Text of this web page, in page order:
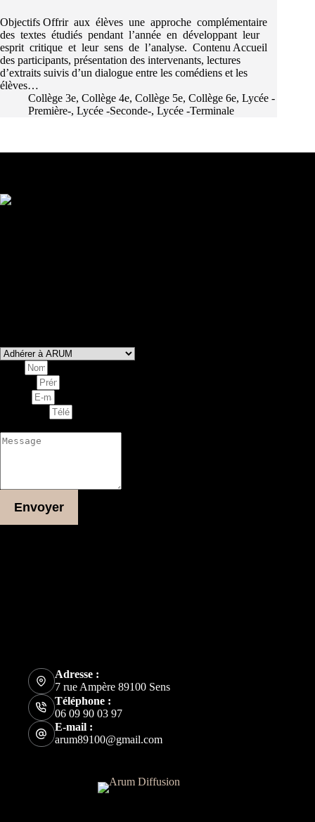
Objectifs Offrir aux élèves une approche complémentaire
des textes étudiés pendant l’année en développant leur
esprit critique et leur sens de l’analyse. Contenu Accueil
des participants, présentation des intervenants, lectures
d’extraits suivis d’un dialogue entre les comédiens et les
élèves…
Collège 3e, Collège 4e, Collège 5e, Collège 6e, Lycée -
Première-, Lycée -Seconde-, Lycée -Terminale
Envoyer
Adresse :
7 rue Ampère 89100 Sens
Téléphone :
06 09 90 03 97
E-mail :
arum89100@gmail.com